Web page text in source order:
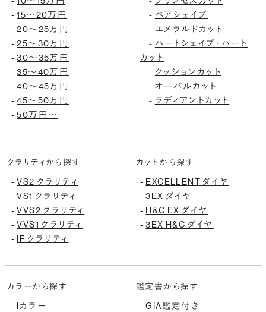
-15〜20万円
-20〜25万円
-25〜30万円
-30〜35万円
-35〜40万円
-40〜45万円
-45〜50万円
-50万円〜
- ペアシェイプ
- エメラルドカット
- ハートシェイプ・ハート
カット
- クッションカット
- オーバルカット
- ラディアントカット
クラリティから探す
-VS2 クラリティ
-VS1 クラリティ
-VVS2 クラリティ
-VVS1 クラリティ
- IF クラリティ
カットから探す
- EXCELLENT ダイヤ
-3EX ダイヤ
- H&C EX ダイヤ
-3EX H&C ダイヤ
カラーから探す
- Iカラー
鑑定書から探す
-GIA鑑定付き